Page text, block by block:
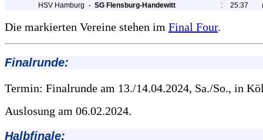
HSV Hamburg - SG Flensburg-Handewitt : 25:37
Die markierten Vereine stehen im Final Four.
Finalrunde:
Termin: Finalrunde am 13./14.04.2024, Sa./So., in
Auslosung am 06.02.2024.
Halbfinale: